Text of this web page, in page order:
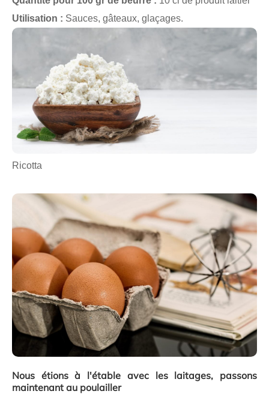
Utilisation : Sauces, gâteaux, glaçages.
Ricotta
Nous étions à l'étable avec les laitages, passons
maintenant au poulailler